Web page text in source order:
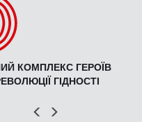
КОМПЛЕКС ГЕРОЇВ
ГІДНОСТІ
Prev